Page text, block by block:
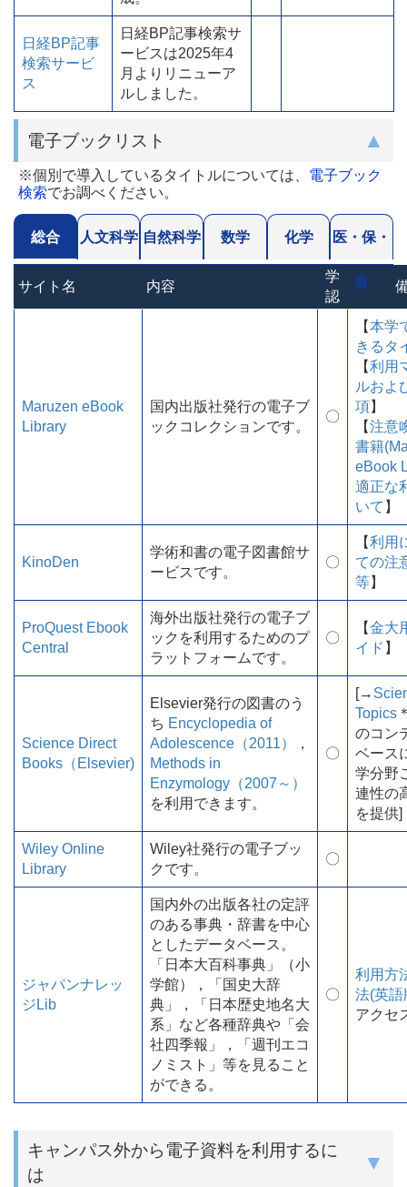
日経BP記事
検索サービ
ス
日経BP記事検索サ
ービスは2025年4
月よりリニューア
ルしました。
電子ブックリスト
※個別で導入しているタイトルについては、 電子ブック
検索でお調べください。
総合 人文科学 自然科学 数学 化学 医・保・
看
サイト名 内容
学
認
Maruzen eBook
Library
国内出版社発行の電子ブ
ックコレクションです。
〇
【本学
きるタ
【利用
ルおよ
項】
【注意
書籍
eBook
適正な
いて 】
KinoDen
学術和書の電子図書館サ
ービスです。
〇
【利用
ての注
等】
ProQuest Ebook
Central
海外出版社発行の電子ブ
ックを利用するためのプ
ラットフォームです。
〇
【金大
イド 】
Science Direct
Books（Elsevier)
Elsevier発行の図書のう
ち Encyclopedia of
Adolescence（2011）
，
Methods in
Enzymology（2007～）
を利用できます。
〇
[→
Topics
のコン
ベース
学分野
連性の
を提
Wiley Online
Library
Wiley社発行の電子ブッ
クです。
〇
ジャパンナレッ
ジLib
国内外の出版各社の定評
のある事典・辞書を中心
としたデータベース。
「日本大百科事典」（小
学館），「国史大辞
典」，「日本歴史地名大
系」など各種辞典や「会
社四季報」，「週刊エコ
ノミスト」等を見ること
ができる。
〇
利用方
法(英語
アクセ
キャンパス外から電子資料を利用するに
は